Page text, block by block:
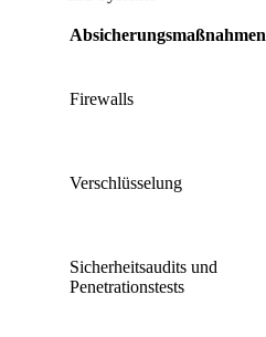
Absicherungsmaßnahmen
Firewalls
Verschlüsselung
Sicherheitsaudits und
Penetrationstests